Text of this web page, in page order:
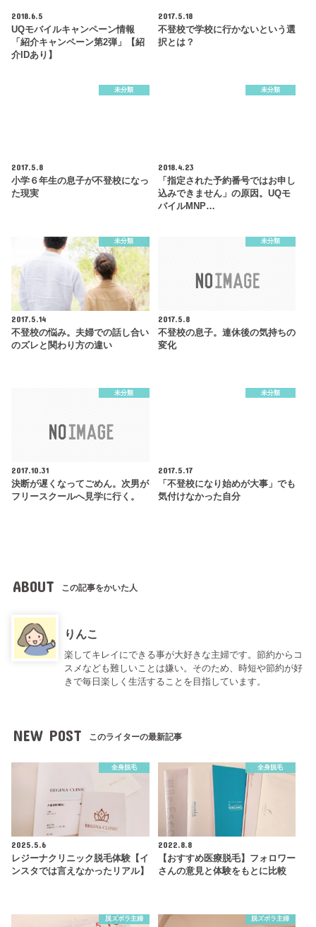
2018.6.5
UQモバイルキャンペーン情報
「紹介キャンペーン第2弾」【紹
介IDあり】
2017.5.18
不登校で学校に行かないという選
択とは？
未分類
2017.5.8
小学６年生の息子が不登校になっ
た現実
未分類
2018.4.23
「指定された予約番号ではお申し
込みできません」の原因。UQモ
バイルMNP…
未分類
2017.5.14
不登校の悩み。夫婦での話し合い
のズレと関わり方の違い
未分類
2017.5.8
不登校の息子。連休後の気持ちの
変化
未分類
2017.10.31
決断が遅くなってごめん。次男が
フリースクールへ見学に行く。
未分類
2017.5.17
「不登校になり始めが大事」でも
気付けなかった自分
ABOUT この記事をかいた人
りんこ
楽してキレイにできる事が大好きな主婦です。節約からコ
スメなども難しいことは嫌い。そのため、時短や節約が好
きで毎日楽しく生活することを目指しています。
NEW POST このライターの最新記事
全身脱毛
2025.5.6
レジーナクリニック脱毛体験【イ
ンスタでは言えなかったリアル】
全身脱毛
2022.8.8
【おすすめ医療脱毛】フォロワー
さんの意見と体験をもとに比較
脱ズボラ主婦 脱ズボラ主婦